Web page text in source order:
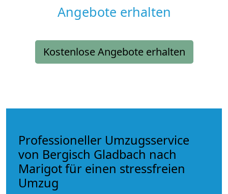
Angebote erhalten
Kostenlose Angebote erhalten
Professioneller Umzugsservice
von Bergisch Gladbach nach
Marigot für einen stressfreien
Umzug